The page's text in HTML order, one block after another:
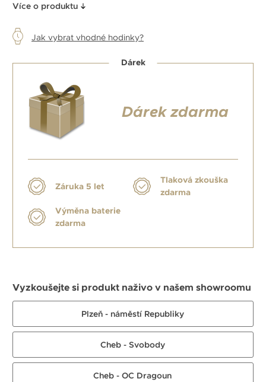
Více o produktu
Jak vybrat vhodné hodinky?
Dárek
Dárek zdarma
Záruka 5 let
Tlaková zkouška
zdarma
Výměna baterie
zdarma
Vyzkoušejte si produkt naživo v našem showroomu
Plzeň - náměstí Republiky
Cheb - Svobody
Cheb - OC Dragoun